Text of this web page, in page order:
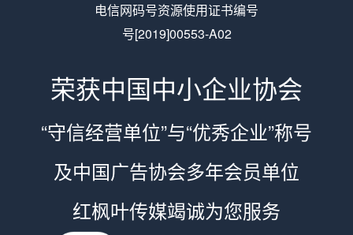
电信网码号资源使用证书编号
号[2019]00553-A02
荣获中国中小企业协会
“守信经营单位”与“优秀企业”称号
及中国广告协会多年会员单位
红枫叶传媒竭诚为您服务